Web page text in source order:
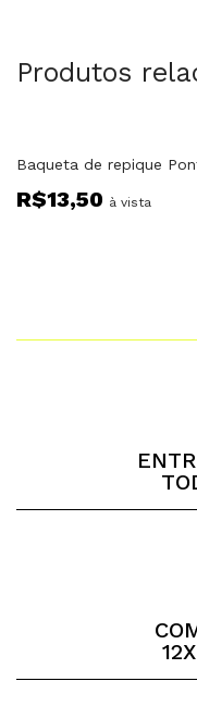
Produtos
R$13,50 à vista